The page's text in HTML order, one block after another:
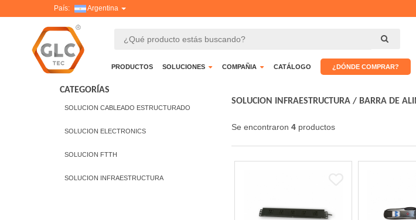
PRODUCTOS SOLUCIONES COMPAÑIA CATÁLOGO ¿DÓNDE COMPRAR?
País: Argentina
CATEGORÍAS
SOLUCION CABLEADO ESTRUCTURADO
SOLUCION ELECTRONICS
SOLUCION FTTH
SOLUCION INFRAESTRUCTURA
SOLUCION INFRAESTRUCTURA/ BARRA DE
Se encontraron 4 productos